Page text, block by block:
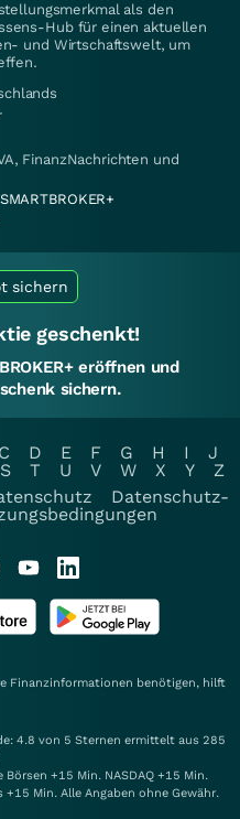
als den
Hub für einen aktuellen
und Wirtschaftswelt, um
FinanzNachrichten und
SMARTBROKER+
sichern
geschenkt!
eröffnen und
sichern.
C D E F G H I
J
S T U V W X Y
Z
Datenschutz-
Finanzinformationen benötigen, hilft
4.8 von 5 Sternen ermittelt aus 285
+15 Min. NASDAQ +15 Min.
+15 Min. Alle Angaben ohne Gewähr.